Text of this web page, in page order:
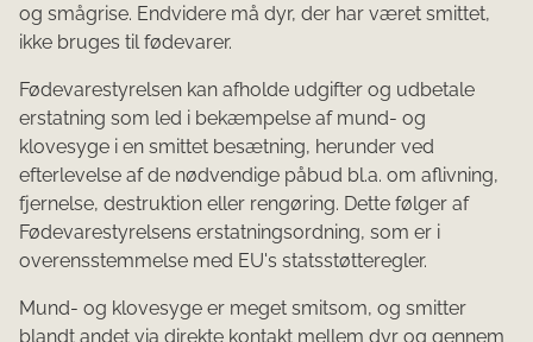
og smågrise. Endvidere må dyr, der har været smittet,
ikke bruges til fødevarer.
Fødevarestyrelsen kan afholde udgifter og udbetale
erstatning som led i bekæmpelse af mund- og
klovesyge i en smittet besætning, herunder ved
efterlevelse af de nødvendige påbud bl.a. om aflivning,
fjernelse, destruktion eller rengøring. Dette følger af
Fødevarestyrelsens erstatningsordning, som er i
overensstemmelse med EU's statsstøtteregler.
Mund- og klovesyge er meget smitsom, og smitter
blandt andet via direkte kontakt mellem dyr og gennem